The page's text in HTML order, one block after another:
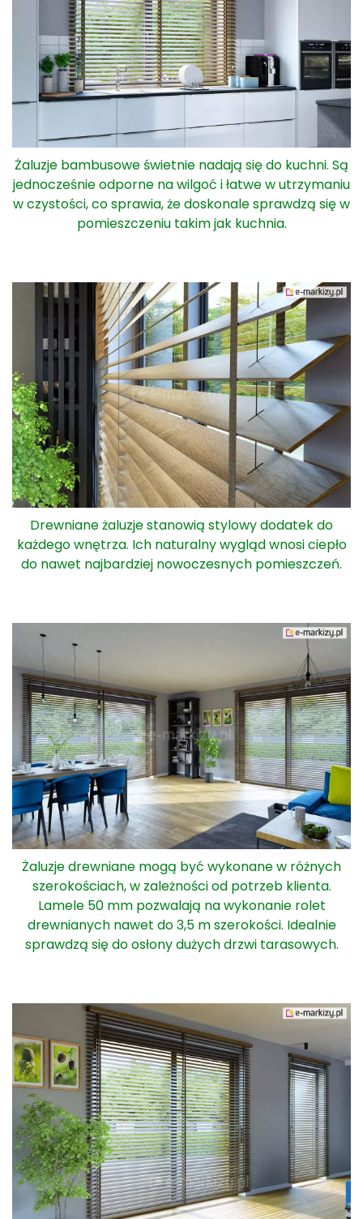
Żaluzje bambusowe świetnie nadają się do kuchni. Są
jednocześnie odporne na wilgoć i łatwe w utrzymaniu
w czystości, co sprawia, że doskonale sprawdzą się w
pomieszczeniu takim jak kuchnia.
Drewniane żaluzje stanowią stylowy dodatek do
każdego wnętrza. Ich naturalny wygląd wnosi ciepło
do nawet najbardziej nowoczesnych pomieszczeń.
Żaluzje drewniane mogą być wykonane w różnych
szerokościach, w zależności od potrzeb klienta.
Lamele 50 mm pozwalają na wykonanie rolet
drewnianych nawet do 3,5 m szerokości. Idealnie
sprawdzą się do osłony dużych drzwi tarasowych.